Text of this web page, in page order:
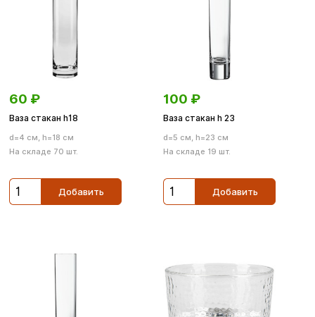
60 ₽
Ваза стакан h18
d=4 см, h=18 см
На складе 70 шт.
Добавить
100 ₽
Ваза стакан h 23
d=5 см, h=23 см
На складе 19 шт.
Добавить